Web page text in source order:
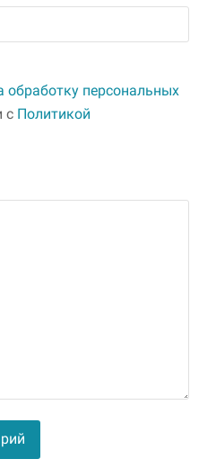
обработку персональных
с Политикой